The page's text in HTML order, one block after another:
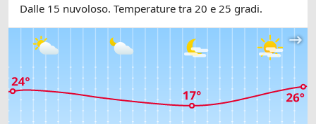
Dalle 15 nuvoloso. Temperature tra 20 e 25 gradi.